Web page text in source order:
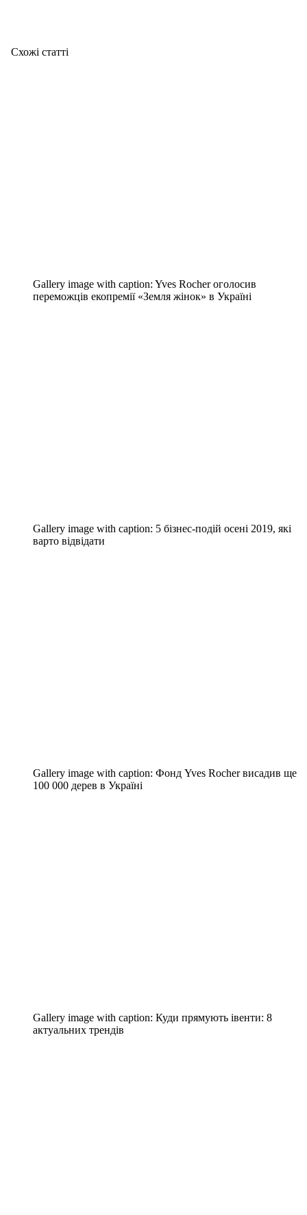
Схожі статтi
Gallery image with caption: Yves Rocher оголосив
переможців екопремії «Земля жінок» в Україні
Gallery image with caption: 5 бізнес-подій осені 2019, які
варто відвідати
Gallery image with caption: Фонд Yves Rocher висадив ще
100 000 дерев в Україні
Gallery image with caption: Куди прямують івенти: 8
актуальних трендів